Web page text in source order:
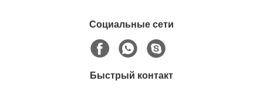
Социальные сети
Быстрый контакт